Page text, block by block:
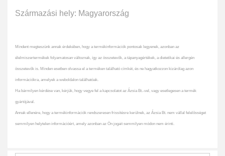
Származási hely: Magyarország
Mindent megteszünk annak érdekében, hogy a termékinformációk pontosak legyenek, azonban az
élelmiszertermékek folyamatosan változnak, így az összetevők, a tápanyagértékek, a dietetikai és allergén
összetevők is. Minden esetben olvassa el a terméken található címkét, és ne hagyatkozzon kizárólag azon
információkra, amelyek a weboldalon találhatóak.
Ha bármilyen kérdése van, kérjük, hogy vegye fel a kapcsolatot az Ázsia Bt.-vel, vagy esetlegesen a termék
gyártójával.
Annak ellenére, hogy a termékinformációk rendszeresen frissítésre kerülnek, az Ázsia Bt. nem vállal felelősséget
semmilyen helytelen információért, amely azonban az Ön jogait semmilyen módon nem érinti.